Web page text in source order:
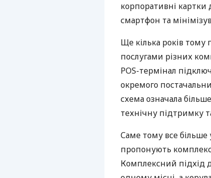
корпоративні картки
смартфон та
Ще кілька років
послугами різних
POS-термінал
окремого
схема означала
технічну підтримку
Саме тому все більше
пропонують
Комплексний підхід